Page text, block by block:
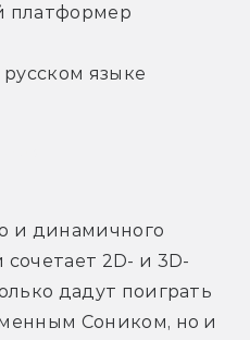
платформер
русском языке
и динамичного
2D- и 3D-
дадут поиграть
Соником, но и